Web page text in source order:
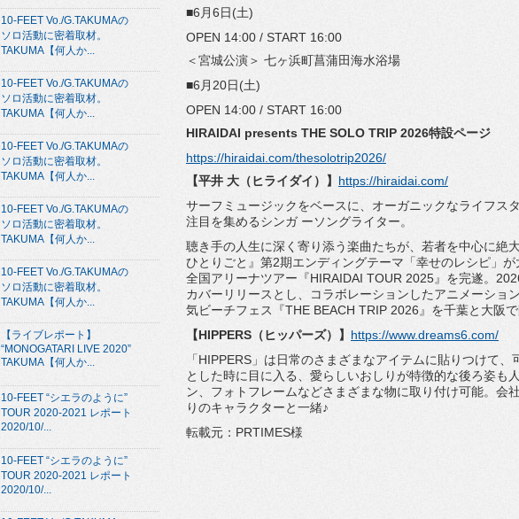
■6月6日(土)
OPEN 14:00 / START 16:00
＜宮城公演＞ 七ヶ浜町菖蒲田海水浴場
■6月20日(土)
OPEN 14:00 / START 16:00
HIRAIDAI presents THE SOLO TRIP 2026特設ページ
https://hiraidai.com/thesolotrip2026/
【平井 大（ヒライダイ）】 https://hiraidai.com/
サーフミュージックをベースに、 オーガニックなライフス
注目を集めるシンガ ーソングライター。
聴き手の人生に深く寄り添う楽曲たちが、 若者を中心に絶
ひとりごと』第2期エンディングテーマ「幸せのレシピ」 が
全国アリーナツアー『HIRAIDAI TOUR 2025』を完遂。
カバーリリースとし、
コラボレーションしたアニメーショ
気ビーチフェス『THE BEACH TRIP 2026』を千葉と大阪で
【HIPPERS（ヒッパーズ）】 https://www.dreams6.com/
「HIPPERS」は日常のさまざまなアイテムに貼りつけて、
とした時に目に入る、 愛らしいおしりが特徴的な後ろ姿も
ン、 フォトフレームなどさまざまな物に取り付け可能。 会
りのキャラクターと一緒♪
転載元：PRTIMES様
10-FEET Vo./G.TAKUMAの
ソロ活動に密着取材。
TAKUMA【何人か...
10-FEET Vo./G.TAKUMAの
ソロ活動に密着取材。
TAKUMA【何人か...
10-FEET Vo./G.TAKUMAの
ソロ活動に密着取材。
TAKUMA【何人か...
10-FEET Vo./G.TAKUMAの
ソロ活動に密着取材。
TAKUMA【何人か...
10-FEET Vo./G.TAKUMAの
ソロ活動に密着取材。
TAKUMA【何人か...
【ライブレポート】
“MONOGATARI LIVE 2020”
TAKUMA【何人か...
10-FEET “シエラのように”
TOUR 2020-2021 レポート
2020/10/...
10-FEET “シエラのように”
TOUR 2020-2021 レポート
2020/10/...